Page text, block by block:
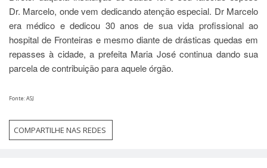
Dr. Marcelo, onde vem dedicando atenção especial. Dr Marcelo
era médico e dedicou 30 anos de sua vida profissional ao
hospital de Fronteiras e mesmo diante de drásticas quedas em
repasses à cidade, a prefeita Maria José continua dando sua
parcela de contribuição para aquele órgão.
Fonte: ASJ
COMPARTILHE NAS REDES